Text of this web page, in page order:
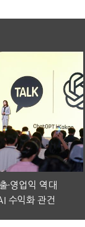
·영업익 역대
수익화 관건